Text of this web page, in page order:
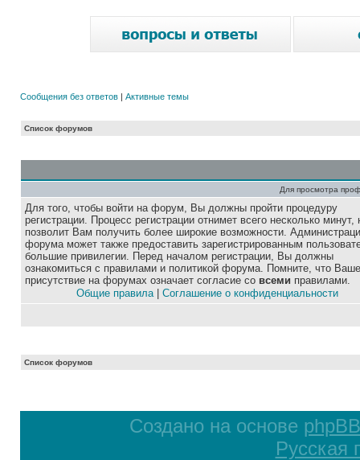
Сообщения без ответов | Активные темы
Список форумов
Для просмотра
Для того, чтобы войти на форум, Вы должны пройти процедуру
регистрации. Процесс регистрации отнимет всего несколько минут,
позволит Вам получить более широкие возможности.
форума может также предоставить зарегистрированным
большие привилегии. Перед началом регистрации, Вы должны
ознакомиться с правилами и политикой форума. Помните, что Ваше
присутствие на форумах означает согласие со всеми правилами.
Общие правила| Соглашение о конфиденциальности
Список форумов
Создано на основе phpBB
Русская